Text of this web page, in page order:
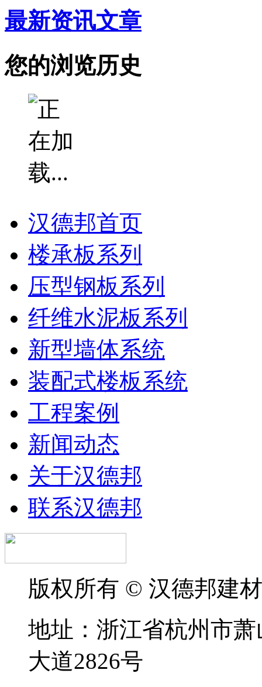
最新资讯文章
您的浏览历史
汉德邦首页
楼承板系列
压型钢板系列
纤维水泥板系列
新型墙体系统
装配式楼板系统
工程案例
新闻动态
关于汉德邦
联系汉德邦
版权所有 © 汉德邦建
地址：浙江省杭州市
大道2826号